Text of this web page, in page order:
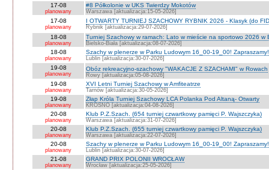
17-08
planowany
#8 Półkolonie w UKS Twierdzy Mokotów
Warszawa [aktualizacja:15-05-2026]
17-08
planowany
I OTWARTY TURNIEJ SZACHOWY RYBNIK 2026 - Klasyk (do
Rybnik [aktualizacja:29-07-2026]
18-08
planowany
Turniej Szachowy w ramach: Lato w mieście na sportowo 2026 w
Bielsko-Biała [aktualizacja:08-07-2026]
18-08
planowany
Szachy w plenerze w Parku Ludowym 16_00-19_00! Zapraszamy!
Lublin [aktualizacja:30-07-2026]
19-08
planowany
Obóz rekreacyjno-szachowy "WAKACJE Z SZACHAMI" w Rowach
Rowy [aktualizacja:05-08-2026]
19-08
planowany
XVI Letni Turniej Szachowy w Amfiteatrze
Tarnów [aktualizacja:30-05-2026]
19-08
planowany
Złap Króla Turniej Szachowy LCA Polanka Pod Altaną- Otwarty
KROSNO [aktualizacja:04-08-2026]
20-08
planowany
Klub P.Z.Szach. (654 turniej czwartkowy pamięci P. Wajszczyka)
Warszawa [aktualizacja:31-07-2026]
20-08
planowany
Klub P.Z.Szach. (655 turniej czwartkowy pamięci P. Wajszczyka)
Warszawa [aktualizacja:22-07-2026]
20-08
planowany
Szachy w plenerze w Parku Ludowym 16_00-19_00! Zapraszamy!
Lublin [aktualizacja:30-07-2026]
21-08
planowany
GRAND PRIX POLONII WROCŁAW
Wrocław [aktualizacja:25-05-2026]